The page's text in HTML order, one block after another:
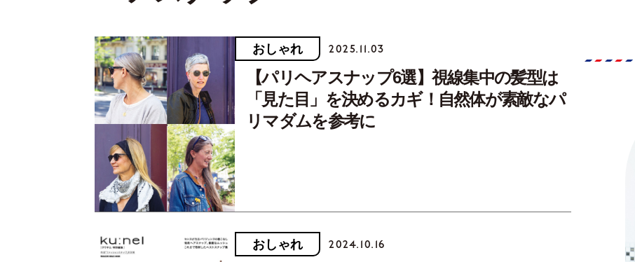
おしゃれ 2025.11.03
【パリヘアスナップ6選】視線集中の髪型は
「見た目」を決めるカギ！自然体が素敵なパ
リマダムを参考に
おしゃれ 2024.10.16